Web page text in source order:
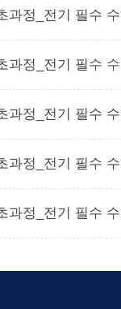
과정_전기 필수
과정_전기 필수
과정_전기 필수
과정_전기 필수
과정_전기 필수